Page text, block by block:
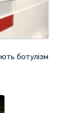
ботулізм